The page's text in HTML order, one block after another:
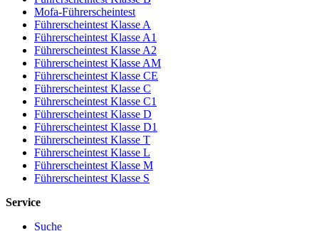
Mofa-Führerscheintest
Führerscheintest Klasse A
Führerscheintest Klasse A1
Führerscheintest Klasse A2
Führerscheintest Klasse AM
Führerscheintest Klasse CE
Führerscheintest Klasse C
Führerscheintest Klasse C1
Führerscheintest Klasse D
Führerscheintest Klasse D1
Führerscheintest Klasse T
Führerscheintest Klasse L
Führerscheintest Klasse M
Führerscheintest Klasse S
Service
Suche